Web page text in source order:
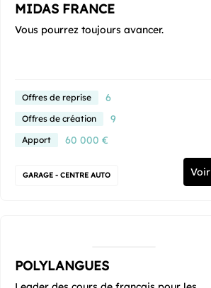
MIDAS FRANCE
Vous pourrez toujours avancer.
Offres de reprise 6
Offres de création 9
Apport 60 000 €
GARAGE - CENTRE AUTO Voir
POLYLANGUES